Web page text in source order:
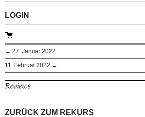
LOGIN
← 27. Januar 2022
11. Februar 2022 →
Reviews
ZURÜCK ZUM REKURS